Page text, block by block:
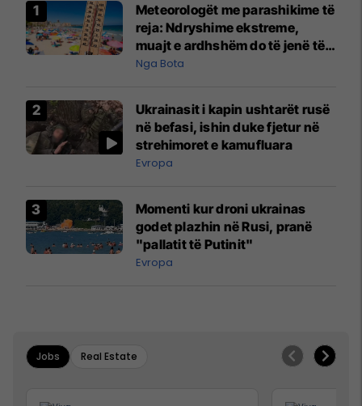
Meteorologët me parashikime të
reja: Ndryshime ekstreme,
muajt e ardhshëm do të jenë të
pazakontë
Nga Bota
Ukrainasit i kapin ushtarët rusë
në befasi, ishin duke fjetur në
strehimoret e kamufluara
Evropa
Momenti kur droni ukrainas
godet plazhin në Rusi, pranë
"pallatit të Putinit"
Evropa
Jobs Real Estate